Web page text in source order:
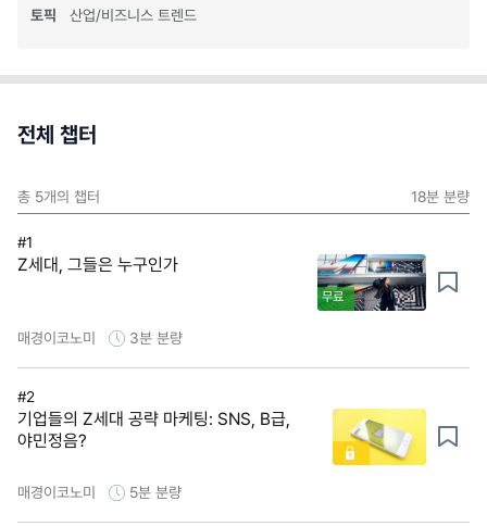
토픽
산업/비즈니스 트렌드
전체 챕터
총 5개의 챕터 18분 분량
#1
Z세대, 그들은 누구인가
무료
매경이코노미 3분 분량
#2
기업들의 Z세대 공략 마케팅: SNS, B급,
야민정음?
매경이코노미 5분 분량